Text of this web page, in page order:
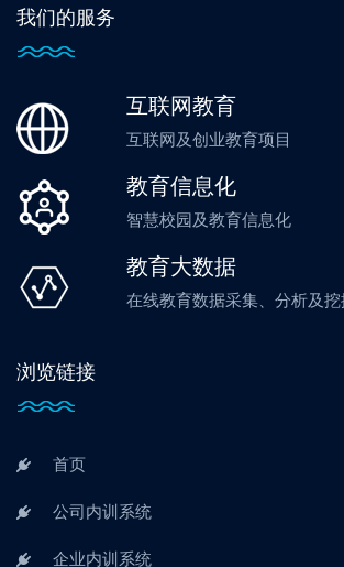
我们的服务
互联网教育
互联网及创业教育项目
教育信息化
智慧校园及教育信息化
教育大数据
在线教育数据采集、分析及挖
浏览链接
首页
公司内训系统
企业内训系统